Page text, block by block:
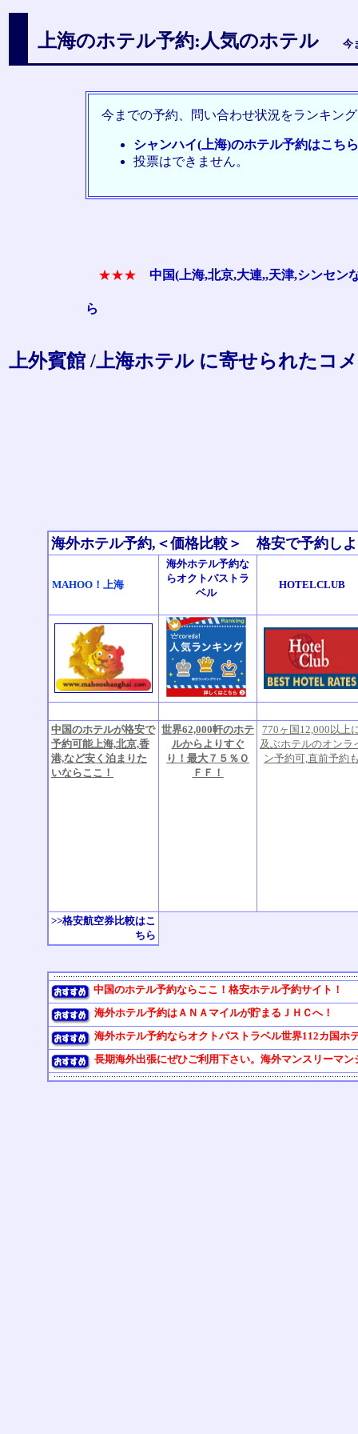
上海のホテル予約:人気のホテル今
今までの予約、問い合わせ状況をランキン
シャンハイ(上海)のホテル予約はこち
投票はできません。
★★★ 中国(上海,北京,大連,,天津,シンセン
ら
上外賓館 /上海ホテル に寄せられたコ
海外ホテル予約,＜価格比較＞ 格安で予約し
MAHOO！上海
海外ホテル予約な
らオクトパストラ
ベル
HOTELCLUB
中国のホテルが格安で
予約可能上海,北京,香
港,など安く泊まりた
いならここ！
世界62,000軒のホテ
ルからよりすぐ
り！最大７５％Ｏ
ＦＦ！
770ヶ国12,000以上
及ぶホテルのオンラ
ン予約可,直前予約
>>格安航空券比較はこ
ちら
中国のホテル予約ならここ！格安ホテル予約サイト！
海外ホテル予約はＡＮＡマイルが貯まるＪＨＣへ！
海外ホテル予約ならオクトパストラベル世界112カ国ホ
長期海外出張にぜひご利用下さい。海外マンスリーマ